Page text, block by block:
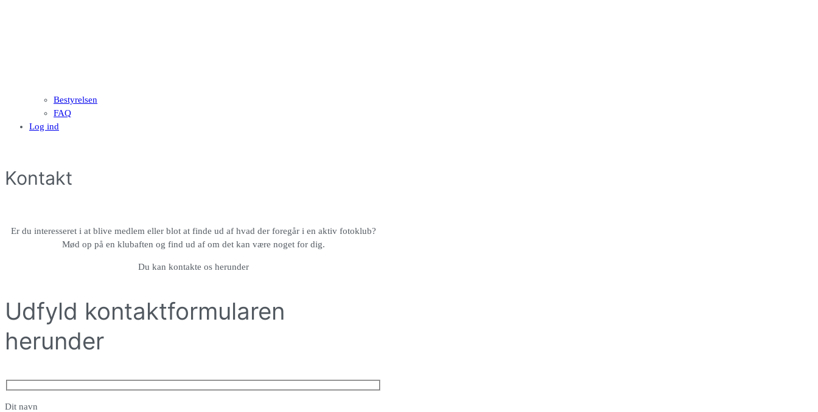
Bestyrelsen
FAQ
Log ind
Kontakt
Er du interesseret i at blive medlem eller blot at finde ud af hvad der foregår i en aktiv fotoklub?
Mød op på en klubaften og find ud af om det kan være noget for dig.
Du kan kontakte os herunder
Udfyld kontaktformularen
herunder
Dit navn